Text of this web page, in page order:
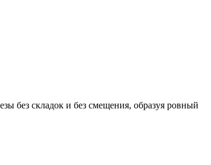
без складок и без смещения, образуя ровный